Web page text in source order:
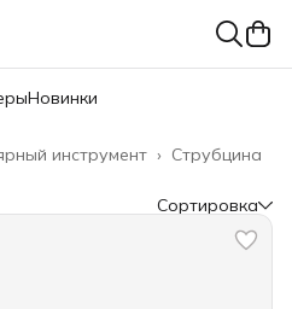
Новинки
Струбцина
инструмент ›
Сортировка